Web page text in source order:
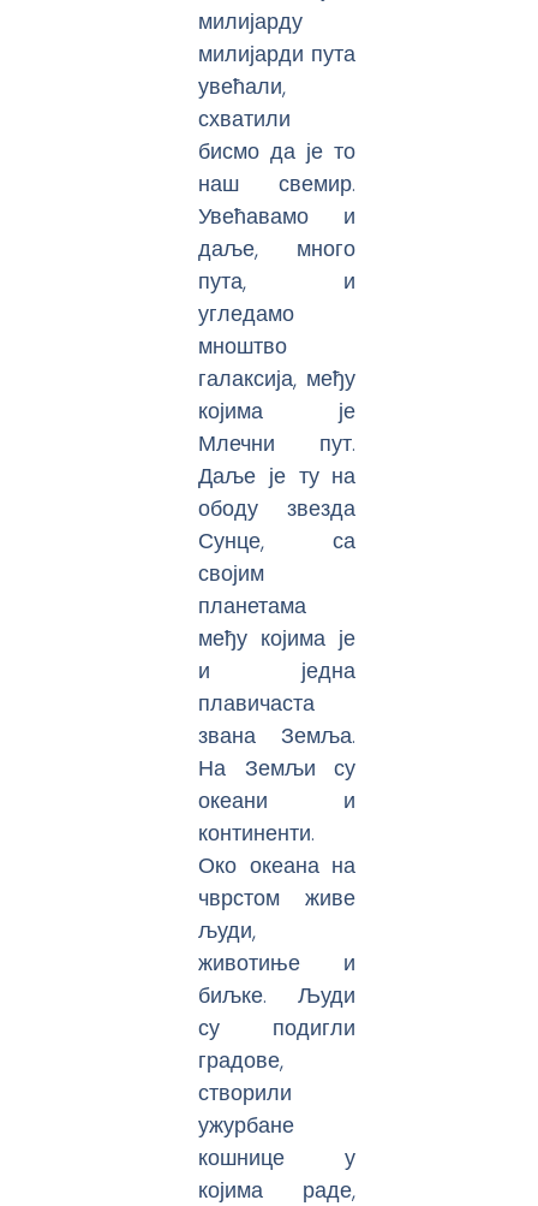
милијарду
милијарди пута
увећали,
схватили
бисмо да је то
наш свемир.
Увећавамо и
даље, много
пута, и
угледамо
мноштво
галаксија, међу
којима је
Млечни пут.
Даље је ту на
ободу звезда
Сунце, са
својим
планетама
међу којима је
и једна
плавичаста
звана Земља.
На Земљи су
океани и
континенти.
Око океана на
чврстом живе
људи,
животиње и
биљке. Људи
су подигли
градове,
створили
ужурбане
кошнице у
којима раде,